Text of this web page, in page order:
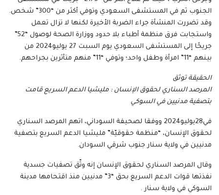
الجنوب ثم في المستشفى السعودي وتوفي أكثر من “300” شخص.
وقد تضررت المنشأة جراء الضربة الأخيرة لكنها لا تزال تعمل
واستجابت فرق منظمة أطباء بلا حدود ووزارة الصحة لوصول “52”
جريحًا إلى المستشفى السعودي يوم السبت 27 يوليو2024 من
بينهم “11” امرأة وطفل واحد؛ وتوفي “11” منهم متأثرين بجراحهم.
الحقيقة توثق
المرصد السناري لحقوق الإنسان : مليشيا الدعم السريع قامت
بتصفية مدنيين في السوكي
في28يوليو2024 ووفقا لصحيفة السوداني، اتهم المرصد السناري
لحقوق الإنسان، “منظمة حقوقيّة” مليشيا الدعم السريع بتصفية
مدنيين في ولاية سنار جنوب شرقي السودان.
وقال المرصد السناري لحقوق الإنسان إنه وثّق تصفيات جسدية
نفذتها قوات الدعم السريع بحق “3” مدنيين منذ اقتحامها مدينة
السوكي في ولاية سنار .